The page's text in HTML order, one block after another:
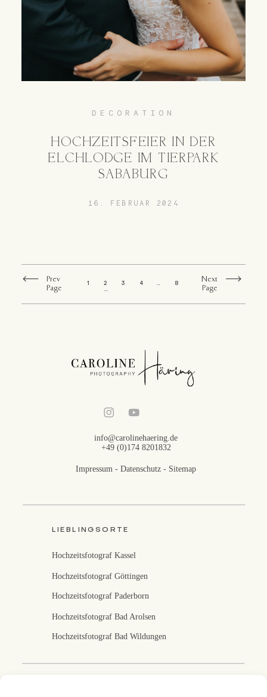
DECORATION
HOCHZEITSFEIER IN DER
ELCHLODGE IM TIERPARK
SABABURG
16. FEBRUAR 2024
Prev
Page
1 2 3 4 … 8
Next
Page
LIEBLINGSORTE
Hochzeitsfotograf Kassel
Hochzeitsfotograf Göttingen
Hochzeitsfotograf Paderborn
info@carolinehaering.de
+49 (0)174 8201832
Hochzeitsfotograf Bad Arolsen
Hochzeitsfotograf Bad Wildungen
Impressum -Datenschutz - Sitemap